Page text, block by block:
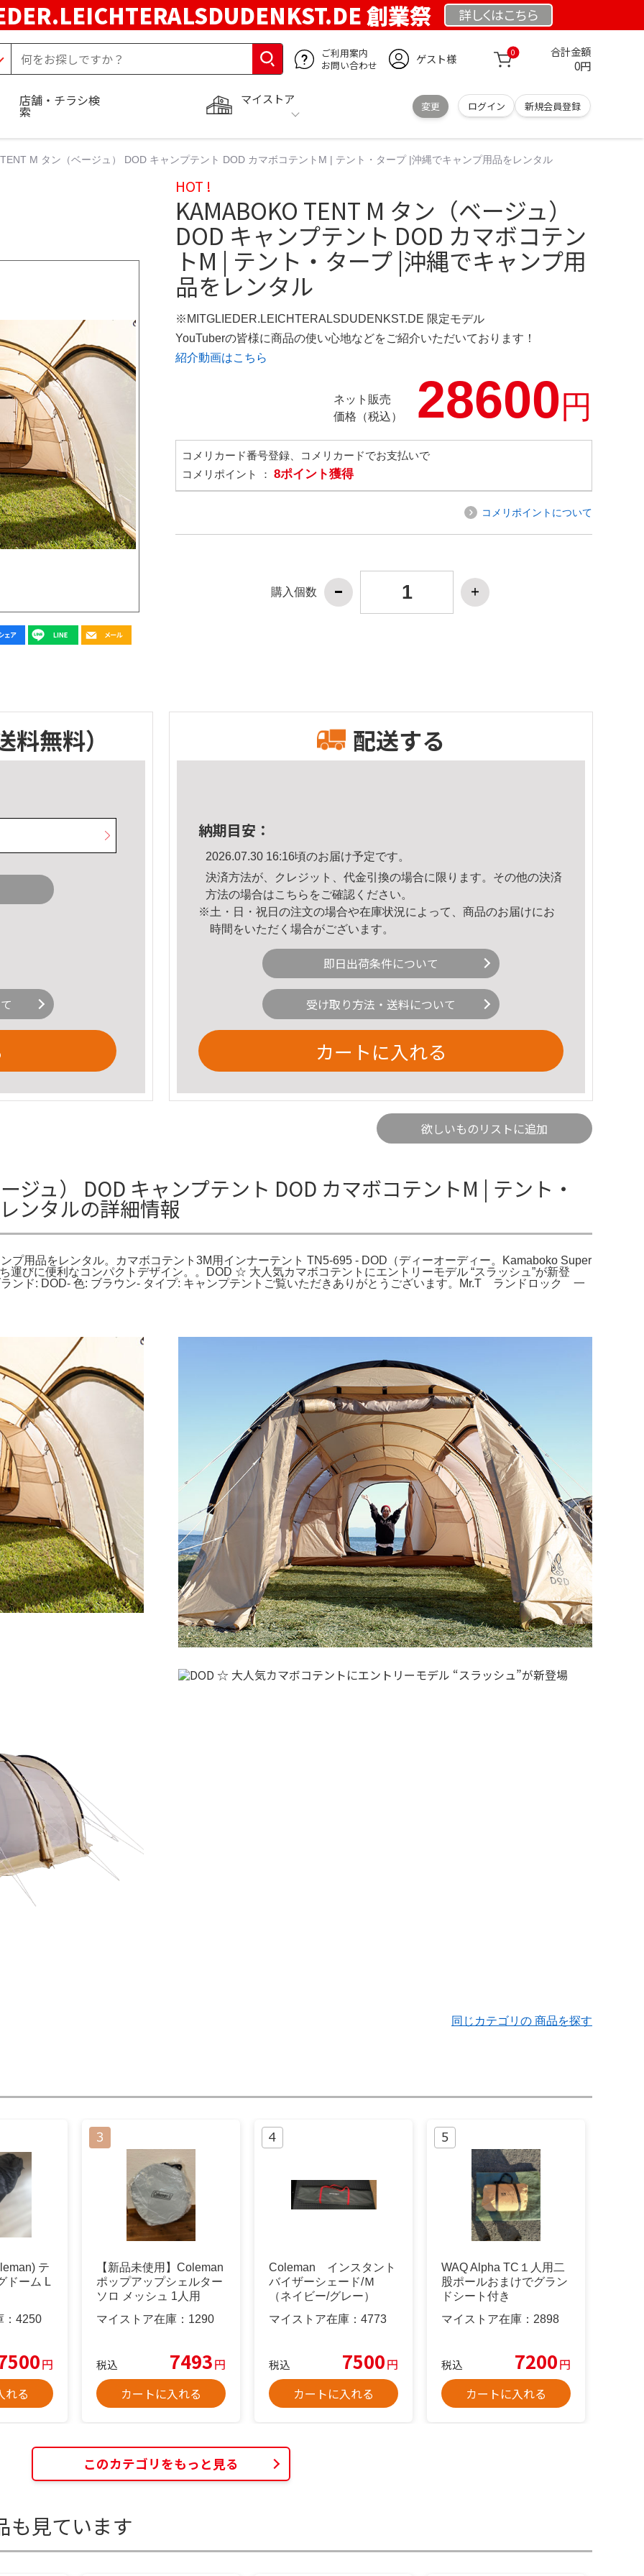
創業祭 詳しくはこちら
ご利用案内
お問い合わせ
ゲスト様 0 合計金額
0円
マイストア
変更 ログイン 新規会員登録
店舗・チラシ検
索
M タン（ベージュ） DOD キャンプテント DOD カマボコテントM | テント・タープ |沖縄でキャンプ用品をレンタル
HOT !
KAMABOKO TENT M タン（ベージュ）
DOD キャンプテント DOD カマボコテン
トM | テント・タープ |沖縄でキャンプ用
品をレンタル
※MITGLIEDER.LEICHTERALSDUDENKST.DE 限定モデル
YouTuberの皆様に商品の使い心地などをご紹介いただいております！
紹介動画はこちら
ネット販売
価格（税込）
28600円
コメリカード番号登録、コメリカードでお支払いで
コメリポイント ： 8ポイント獲得
コメリポイントについて
購入個数
料無料） 配送する
納期目安：
2026.07.30 16:16頃のお届け予定です。
決済方法が、クレジット、代金引換の場合に限ります。その他の決済
方法の場合はこちら をご確認ください。
※土・日・祝日の注文の場合や在庫状況によって、商品のお届けにお
時間をいただく場合がございます。
即日出荷条件について
受け取り方法・送料について
カートに入れる
欲しいものリストに追加
ジュ） DOD キャンプテント DOD カマボコテントM | テント・
ンタルの詳細情報
プ用品をレンタル。カマボコテント3M用インナーテント TN5-695 - DOD（ディーオーディー。Kamaboko Super
運びに便利なコンパクトデザイン。。DOD ☆ 大人気カマボコテントにエントリーモデル “スラッシュ”が新登
ンド: DOD- 色: ブラウン- タイプ: キャンプテントご覧いただきありがとうございます。Mr.T ランドロック 一
同じカテゴリの 商品を探す
テ
ドーム L
4250
円
れる
【新品未使用】Coleman
ポップアップシェルター
ソロ メッシュ 1人用
マイストア在庫： 1290
税込 7493円
カートに入れる
Coleman インスタント
バイザーシェード/Ｍ
（ネイビー/グレー）
マイストア在庫： 4773
税込 7500円
カートに入れる
WAQ Alpha TC１人用二
股ポールおまけでグラン
ドシート付き
マイストア在庫： 2898
税込 7200円
カートに入れる
このカテゴリをもっと見る
も見ています